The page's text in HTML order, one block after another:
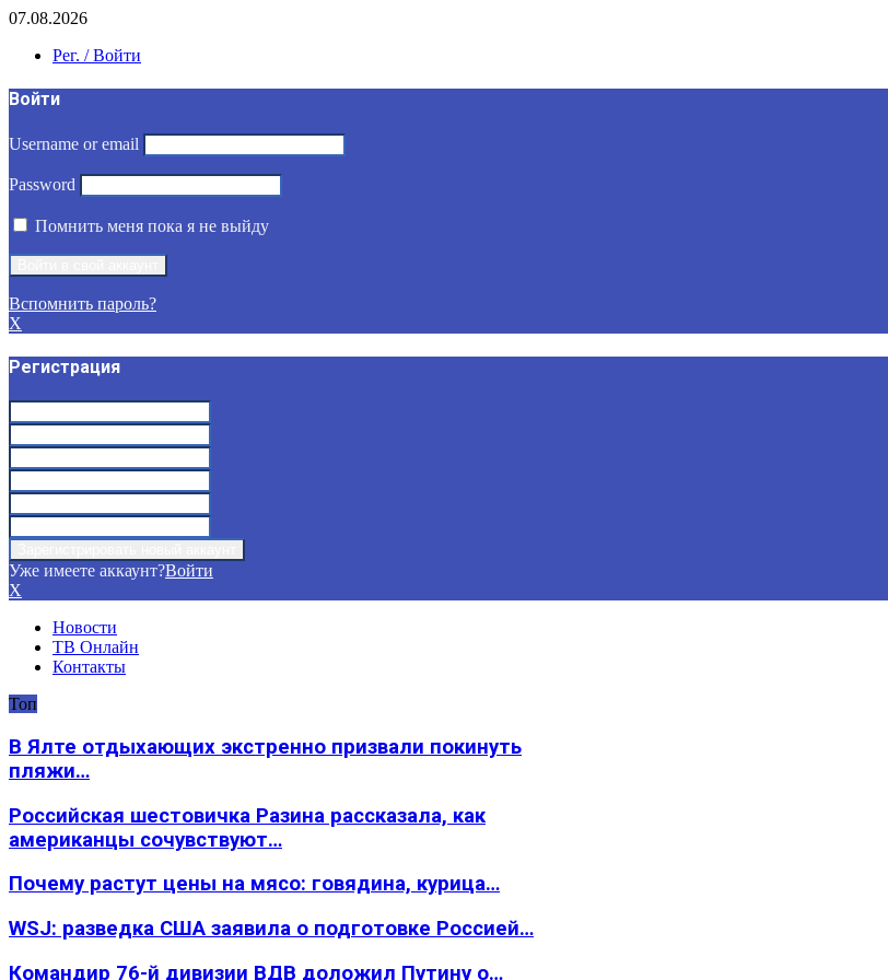
07.08.2026
Рег. / Войти
Войти
Username or email
Password
Помнить меня пока я не выйду
Вспомнить пароль?
X
Регистрация
Уже имеете аккаунт?Войти
X
Новости
ТВ Онлайн
Контакты
Топ
В Ялте отдыхающих экстренно призвали покинуть
пляжи…
Российская шестовичка Разина рассказала, как
американцы сочувствуют…
Почему растут цены на мясо: говядина, курица…
WSJ: разведка США заявила о подготовке Россией…
Командир 76-й дивизии ВДВ доложил Путину о…